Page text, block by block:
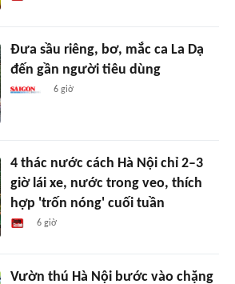
Đưa sầu riêng, bơ, mắc ca La Dạ
đến gần người tiêu dùng
6 giờ
4 thác nước cách Hà Nội chỉ 2–3
giờ lái xe, nước trong veo, thích
hợp 'trốn nóng' cuối tuần
6 giờ
Vườn thú Hà Nội bước vào chặng